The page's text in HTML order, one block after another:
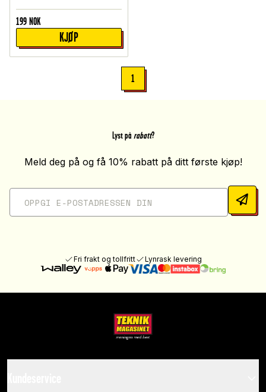
199 NOK
KJØP
1
Lyst på rabatt?
Meld deg på og få 10% rabatt på ditt første kjøp!
Fri frakt og tollfritt Lynrask levering